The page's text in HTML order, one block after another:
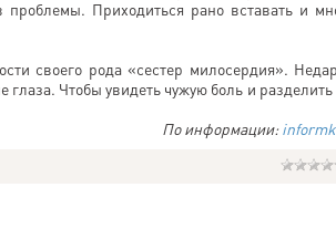
Приходиться рано вставать и
своего рода «сестер милосердия».
Чтобы увидеть чужую боль и разделить
По информации: